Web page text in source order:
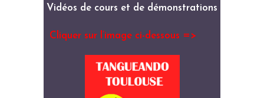
Vidéos de cours et de démonstrations
Cliquer sur l’image ci-dessous =>